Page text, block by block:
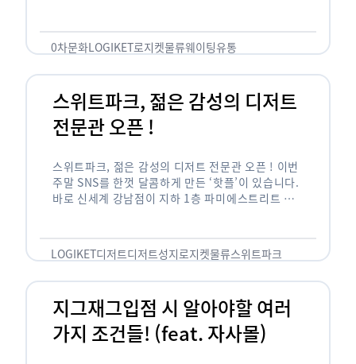
0차문화LOGIKET로지켓물류웨이팅유통
스위트파크, 젊은 감성의 디저트
전문관 오픈 !
스위트파크, 젊은 감성의 디저트 전문관 오픈 ! 이번
주말 SNS를 한껏 달콤하게 만든 ‘핫플’이 있습니다.
바로 신세계 강남점이 지하 1층 파미에스트리트 분
LOGIKET디저트디저트성지로지켓물류스위트파크
지그재그입점 시 알아야할 여러
가지 조건들! (feat. 자사몰)